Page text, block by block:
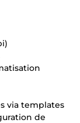
via templates
de